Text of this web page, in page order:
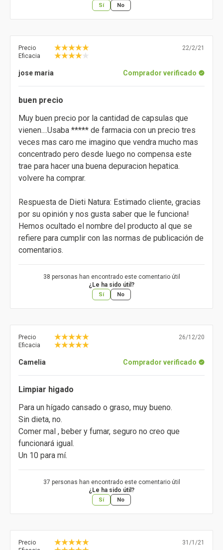
Sí No
Precio
Eficacia
22/2/21
jose maria Comprador verificado
buen precio
Muy buen precio por la cantidad de capsulas que
vienen....Usaba ***** de farmacia con un precio tres
veces mas caro me imagino que vendra mucho mas
concentrado pero desde luego no compensa este
trae para hacer una buena depuracion hepatica.
volvere ha comprar.
Respuesta de Dieti Natura: Estimado cliente, gracias
por su opinión y nos gusta saber que le funciona!
Hemos ocultado el nombre del producto al que se
refiere para cumplir con las normas de publicación de
comentarios.
38 personas han encontrado este comentario útil
¿Le ha sido útil?
Sí No
Precio
Eficacia
26/12/20
Camelia Comprador verificado
Limpiar higado
Para un hígado cansado o graso, muy bueno.
Sin dieta, no.
Comer mal , beber y fumar, seguro no creo que
funcionará igual.
Un 10 para mí.
37 personas han encontrado este comentario útil
¿Le ha sido útil?
Sí No
Precio
31/1/21